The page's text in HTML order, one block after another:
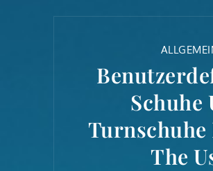
Schuhe
Turnschuhe
The